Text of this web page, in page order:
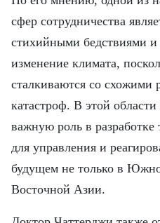
сфер сотрудничества
стихийными бедствиями и
изменение климата,
сталкиваются со схожими
катастроф. В этой
важную роль в
для управления и
будущем не только в
Восточной Азии.